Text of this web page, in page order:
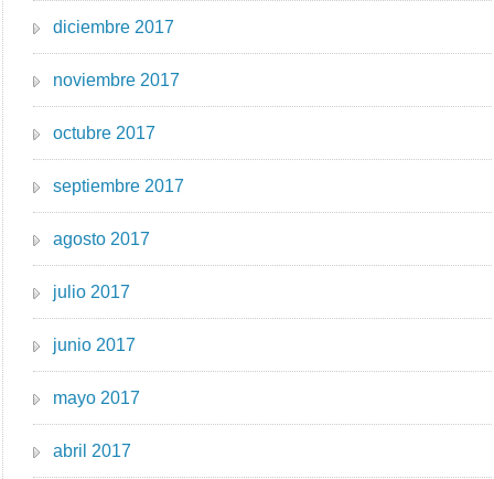
diciembre 2017
noviembre 2017
octubre 2017
septiembre 2017
agosto 2017
julio 2017
junio 2017
mayo 2017
abril 2017